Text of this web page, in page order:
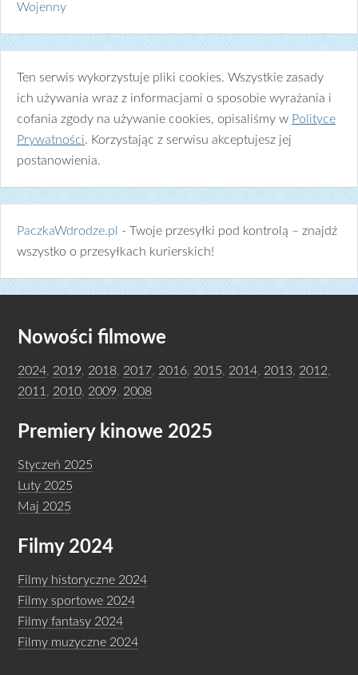
Wojenny
Ten serwis wykorzystuje pliki cookies. Wszystkie zasady
ich używania wraz z informacjami o sposobie wyrażania i
cofania zgody na używanie cookies, opisaliśmy w Polityce
Prywatności. Korzystając z serwisu akceptujesz jej
postanowienia.
PaczkaWdrodze.pl
- Twoje przesyłki pod kontrolą – znajdź
wszystko o przesyłkach kurierskich!
Nowości filmowe
2024 2019 2018 2017 2016 2015 2014 2013 2012
2011
2010 2009 2008
Premiery kinowe 2025
Styczeń 2025
Luty 2025
Maj 2025
Filmy 2024
Filmy historyczne 2024
Filmy sportowe 2024
Filmy fantasy 2024
Filmy muzyczne 2024